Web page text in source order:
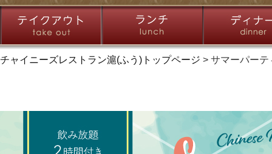
チャイニーズレストラン滬(ふう)トップページ > サマーパーテ